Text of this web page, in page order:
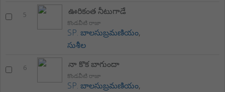
5 ఊరికంత నీటుగాడే
కొండవీటి రాజా
SP. బాలసుబ్రమణియం,
సుశీల
6 నా కొక బాగుందా
కొండవీటి రాజా
SP. బాలసుబ్రమణియం,